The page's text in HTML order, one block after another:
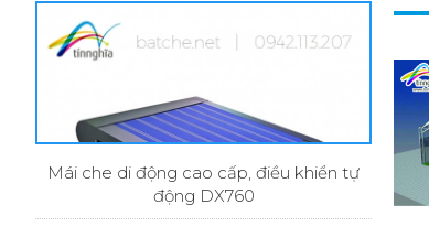
Mái che di động cao cấp, điều khiển tự
động DX760